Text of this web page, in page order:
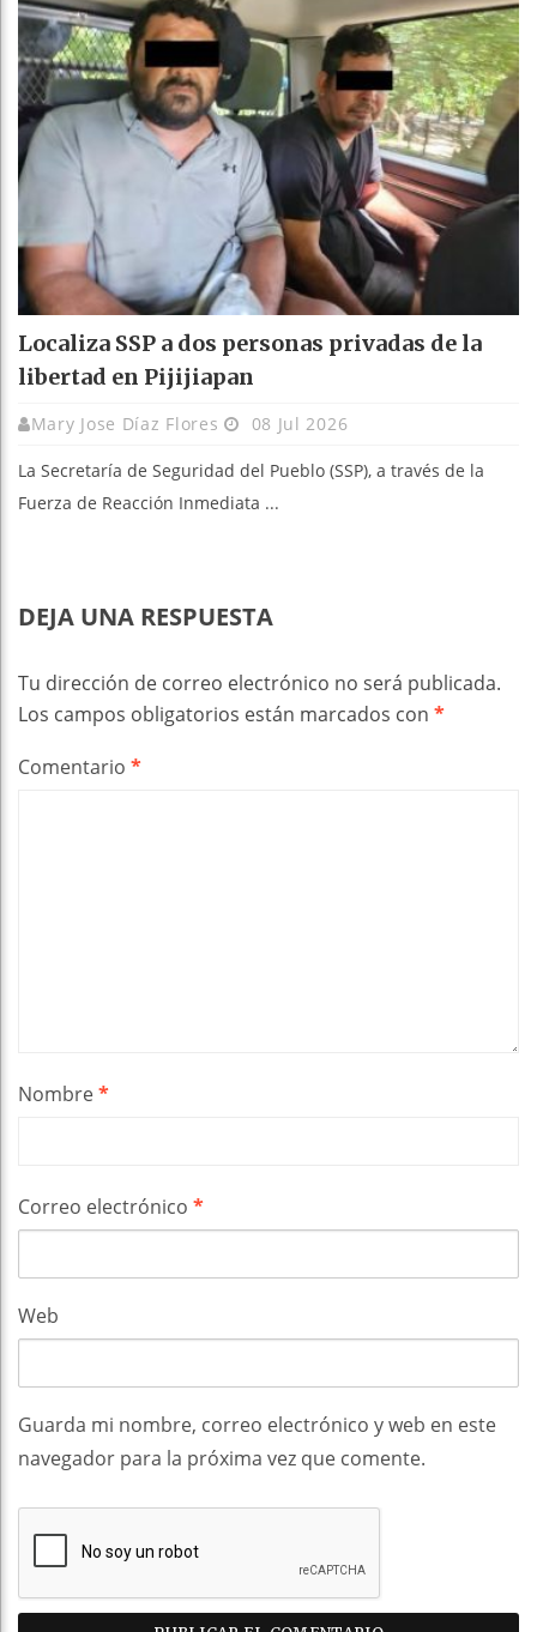
Localiza SSP a dos personas privadas de la
libertad en Pijijiapan
Mary Jose Díaz Flores 08 Jul 2026
La Secretaría de Seguridad del Pueblo (SSP), a través de la
Fuerza de Reacción Inmediata ...
DEJA UNA RESPUESTA
Tu dirección de correo electrónico no será publicada.
Los campos obligatorios están marcados con *
Comentario *
Nombre*
Correo electrónico *
Web
Guarda mi nombre, correo electrónico y web en este
navegador para la próxima vez que comente.